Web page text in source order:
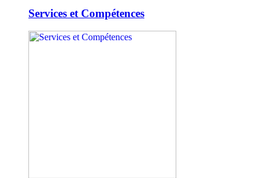
Services et Compétences